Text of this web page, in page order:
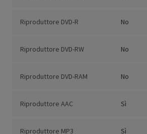
Riproduttore DVD-R No
Riproduttore DVD-RW No
Riproduttore DVD-RAM No
Riproduttore AAC Sì
Riproduttore MP3 Sì